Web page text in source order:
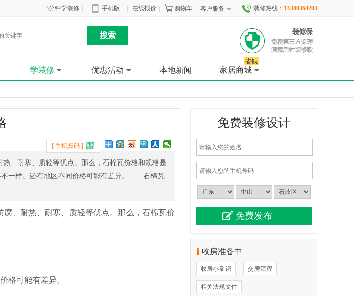
3分钟学装修 手机版 在线报价 购物车 客户服务 装修热线： 13380364203
学装修 优惠活动 本地新闻 家居商城
省钱
[ 手机扫码 ]
、耐寒、质轻等优点。那么，石棉瓦价格和规格是
一样。还有地区不同价格可能有差异。 石棉瓦
、耐热、耐寒、质轻等优点。那么，石棉瓦价
可能有差异。
免费装修设计
收房准备中
收房小常识 交房流程
相关法规文件